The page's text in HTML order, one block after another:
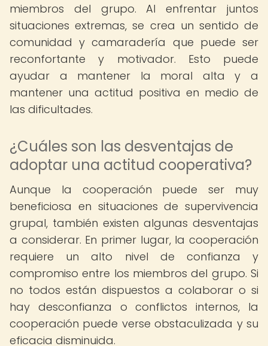
miembros del grupo. Al enfrentar juntos
situaciones extremas, se crea un sentido de
comunidad y camaradería que puede ser
reconfortante y motivador. Esto puede
ayudar a mantener la moral alta y a
mantener una actitud positiva en medio de
las dificultades.
¿Cuáles son las desventajas de
adoptar una actitud cooperativa?
Aunque la cooperación puede ser muy
beneficiosa en situaciones de supervivencia
grupal, también existen algunas desventajas
a considerar. En primer lugar, la cooperación
requiere un alto nivel de confianza y
compromiso entre los miembros del grupo. Si
no todos están dispuestos a colaborar o si
hay desconfianza o conflictos internos, la
cooperación puede verse obstaculizada y su
eficacia disminuida.